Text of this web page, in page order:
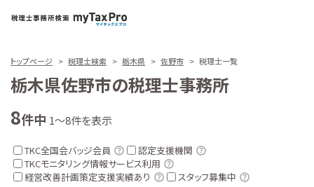
トップページ 税理士検索 栃木県 佐野市 税理士一覧
栃木県佐野市の税理士事務所
8件中 1～8件を表示
TKC全国会バッジ会員
認定支援機関
TKCモニタリング情報サービス利用
経営改善計画策定支援実績あり
スタッフ募集中